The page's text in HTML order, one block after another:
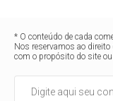
* O conteúdo de cada
Nos reservamos ao
com o propósito do site